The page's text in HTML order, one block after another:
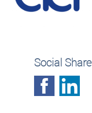
Social Share